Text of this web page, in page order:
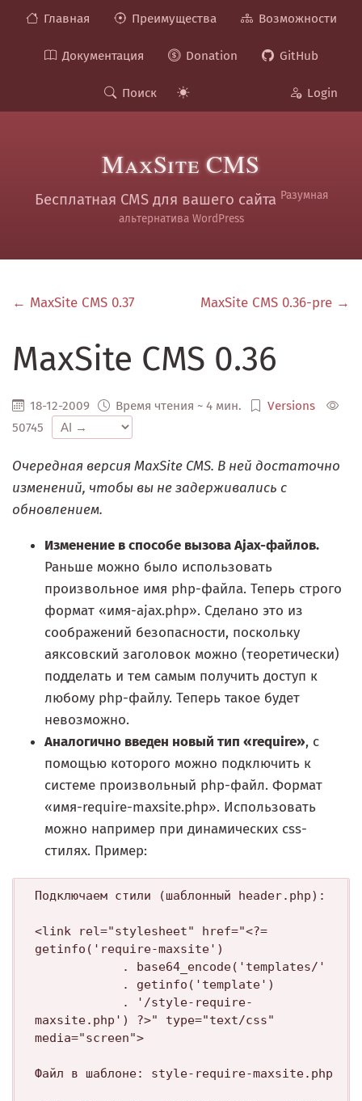
Главная Преимущества Возможности
Документация Donation GitHub
Поиск Login
MaxSite CMS
Бесплатная CMS для вашего сайта Разумная
альтернатива WordPress
← MaxSite CMS 0.37 MaxSite CMS 0.36-pre →
MaxSite CMS 0.36
18-12-2009 Время чтения ~ 4 мин.
Versions
50745
Очередная версия MaxSite CMS. В ней достаточно
изменений, чтобы вы не задерживались с
обновлением.
Изменение в способе вызова Ajax-файлов.
Раньше можно было использовать
произвольное имя php-файла. Теперь строго
формат «имя-ajax.php». Сделано это из
соображений безопасности, поскольку
аяксовский заголовок можно (теоретически)
подделать и тем самым получить доступ к
любому php-файлу. Теперь такое будет
невозможно.
Аналогично введен новый тип «require», с
помощью которого можно подключить к
системе произвольный php-файл. Формат
«имя-require-maxsite.php». Использовать
можно например при динамических css-
стилях. Пример:
Подключаем стили (шаблонный header.php):
<link rel="stylesheet" href="<?=
getinfo('require-maxsite')
. base64_encode('templates/'
. getinfo('template')
. '/style-require-
maxsite.php') ?>" type="text/css"
media="screen">
Файл в шаблоне: style-require-maxsite.php